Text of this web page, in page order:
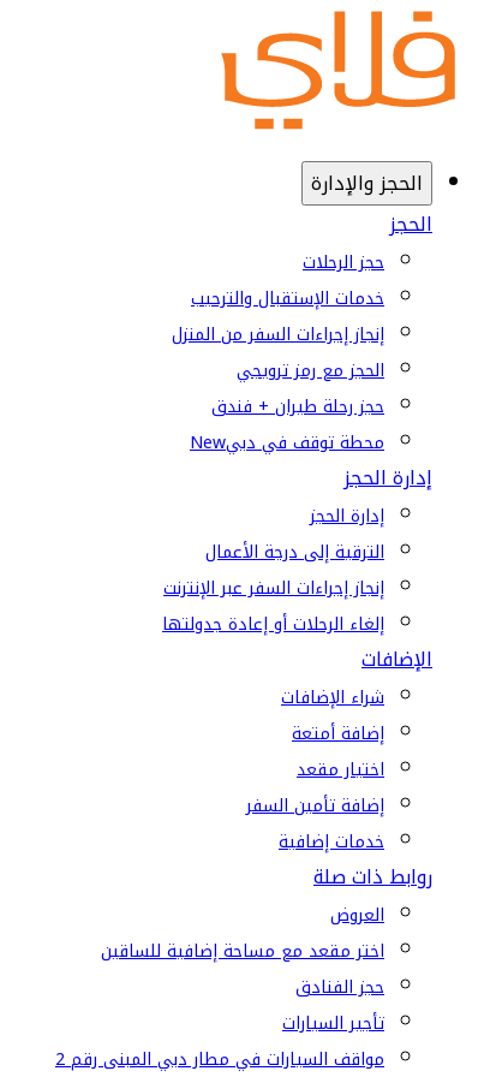
الحجز والإدارة
الحجز
حجز الرحلات
خدمات الإستقبال والترحيب
إنجاز إجراءات السفر من المنزل
الحجز مع رمز ترويجي
حجز رحلة طيران + فندق
محطة توقف في دبيNew
إدارة الحجز
إدارة الحجز
الترقية إلى درجة الأعمال
إنجاز إجراءات السفر عبر الإنترنت
إلغاء الرحلات أو إعادة جدولتها
الإضافات
شراء الإضافات
إضافة أمتعة
اختيار مقعد
إضافة تأمين السفر
خدمات إضافية
روابط ذات صلة
العروض
اختر مقعد مع مساحة إضافية للساقين
حجز الفنادق
تأجير السيارات
مواقف السيارات في مطار دبي المبنى رقم 2